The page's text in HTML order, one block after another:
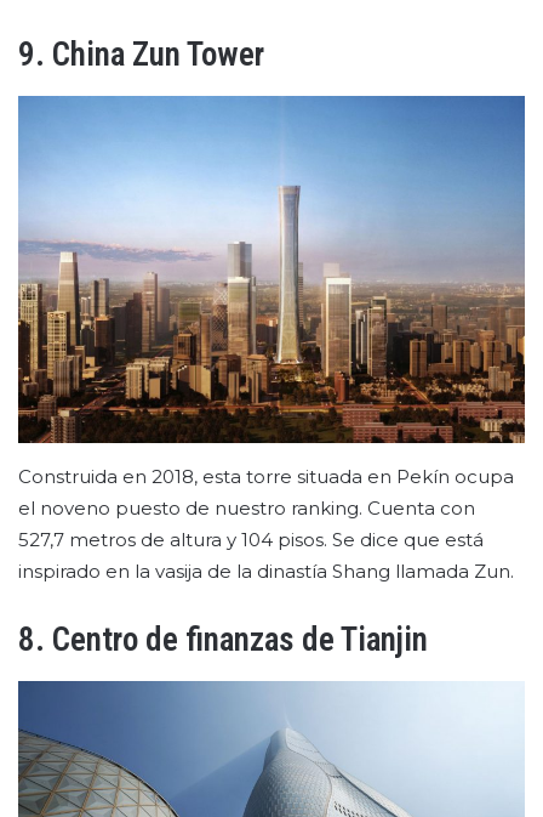
9. China Zun Tower
Construida en 2018, esta torre situada en Pekín ocupa
el noveno puesto de nuestro ranking. Cuenta con
527,7 metros de altura y 104 pisos. Se dice que está
inspirado en la vasija de la dinastía Shang llamada Zun.
8. Centro de finanzas de Tianjin